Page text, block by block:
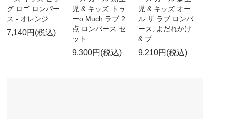
グ ロゴ ロンパー
ス - オレンジ
7,140円(税込)
児 & キッズ トゥ
ーo Much ラブ 2
点 ロンパース セ
ット
9,300円(税込)
児 & キッズ オー
ル ザ ラブ ロンパ
ース, よだれかけ
& ブ
9,210円(税込)